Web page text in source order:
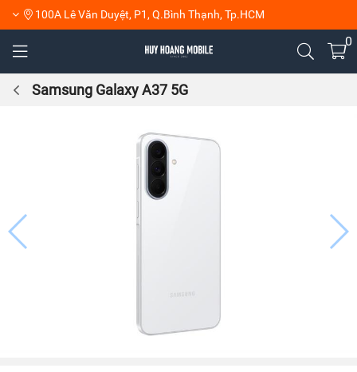
100A Lê Văn Duyệt, P1, Q.Bình Thạnh, Tp.HCM
0
Samsung Galaxy A37 5G